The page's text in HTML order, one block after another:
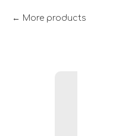
More products